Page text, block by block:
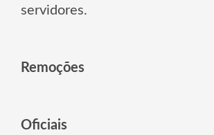
servidores.
Remoções
Oficiais